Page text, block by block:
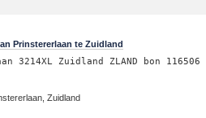
Prinstererlaan te Zuidland
3214XL Zuidland ZLAND bon 116506
Zuidland